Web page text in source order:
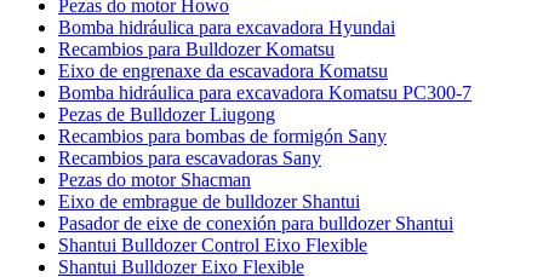
Pezas do motor Howo
Bomba hidráulica para excavadora Hyundai
Recambios para Bulldozer Komatsu
Eixo de engrenaxe da escavadora Komatsu
Bomba hidráulica para excavadora Komatsu PC300-7
Pezas de Bulldozer Liugong
Recambios para bombas de formigón Sany
Recambios para escavadoras Sany
Pezas do motor Shacman
Eixo de embrague de bulldozer Shantui
Pasador de eixe de conexión para bulldozer Shantui
Shantui Bulldozer Control Eixo Flexible
Shantui Bulldozer Eixo Flexible